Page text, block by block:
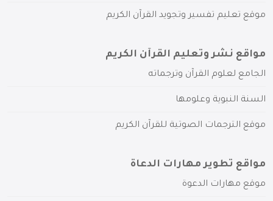
موقع تعليم تفسير وتجويد القرآن الكريم
مواقع نشر وتعليم القرآن الكريم
الجامع لعلوم القرآن وترجماته
السنة النبوية وعلومها
موقع الترجمات الصوتية للقرآن الكريم
مواقع تطوير مهارات الدعاة
موقع مهارات الدعوة